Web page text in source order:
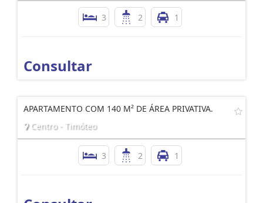
3 2 1
Consultar
APARTAMENTO COM 140 M² DE ÁREA PRIVATIVA.
Centro - Timóteo
3 2 1